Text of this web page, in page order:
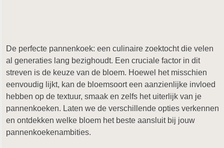
De perfecte pannenkoek: een culinaire zoektocht die velen
al generaties lang bezighoudt. Een cruciale factor in dit
streven is de keuze van de bloem. Hoewel het misschien
eenvoudig lijkt, kan de bloemsoort een aanzienlijke invloed
hebben op de textuur, smaak en zelfs het uiterlijk van je
pannenkoeken. Laten we de verschillende opties verkennen
en ontdekken welke bloem het beste aansluit bij jouw
pannenkoekenambities.